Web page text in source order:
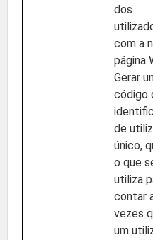
dos
com a
página
Gerar
código
de
único,
o que
utiliza
contar
vezes
um